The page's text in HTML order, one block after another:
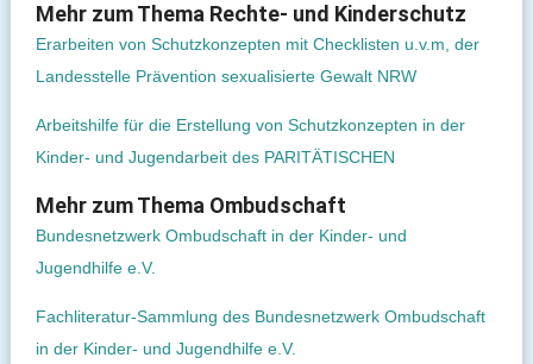
Mehr zum Thema Rechte- und Kinderschutz
Erarbeiten von Schutzkonzepten mit Checklisten u.v.m, der
Landesstelle Prävention sexualisierte Gewalt NRW
Arbeitshilfe für die Erstellung von Schutzkonzepten in der
Kinder- und Jugendarbeit des PARITÄTISCHEN
Mehr zum Thema Ombudschaft
Bundesnetzwerk Ombudschaft in der Kinder- und
Jugendhilfe e.V.
Fachliteratur-Sammlung des Bundesnetzwerk Ombudschaft
in der Kinder- und Jugendhilfe e.V.